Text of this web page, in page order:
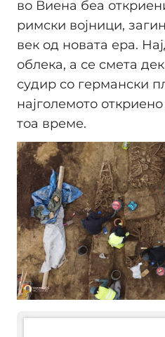
во Виена беа
римски војници,
век од новата ера.
облека, а се смета
судир со германски
најголемото
тоа време.